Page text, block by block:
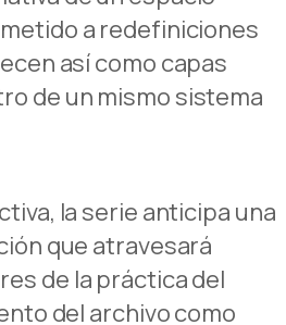
a redefiniciones
así como capas
de un mismo sistema
la serie anticipa una
que atravesará
de la práctica del
del archivo como